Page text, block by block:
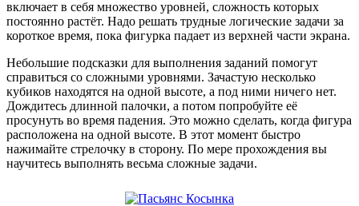
включает в себя множество уровней, сложность которых
постоянно растёт. Надо решать трудные логические задачи за
короткое время, пока фигурка падает из верхней части экрана.
Небольшие подсказки для выполнения заданий помогут
справиться со сложными уровнями. Зачастую несколько
кубиков находятся на одной высоте, а под ними ничего нет.
Дождитесь длинной палочки, а потом попробуйте её
просунуть во время падения. Это можно сделать, когда фигура
расположена на одной высоте. В этот момент быстро
нажимайте стрелочку в сторону. По мере прохождения вы
научитесь выполнять весьма сложные задачи.